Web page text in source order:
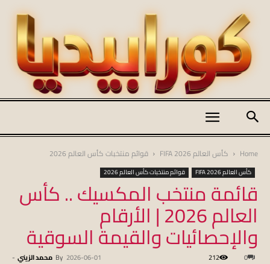
koraapedia
Home كأس العالم FIFA 2026 قوائم منتخبات كأس العالم 2026
كأس العالم FIFA 2026 قوائم منتخبات كأس العالم 2026
قائمة منتخب المكسيك .. كأس
العالم 2026 | الأرقام
والإحصائيات والقيمة السوقية
By محمد الزيني - 2026-06-01 0
212